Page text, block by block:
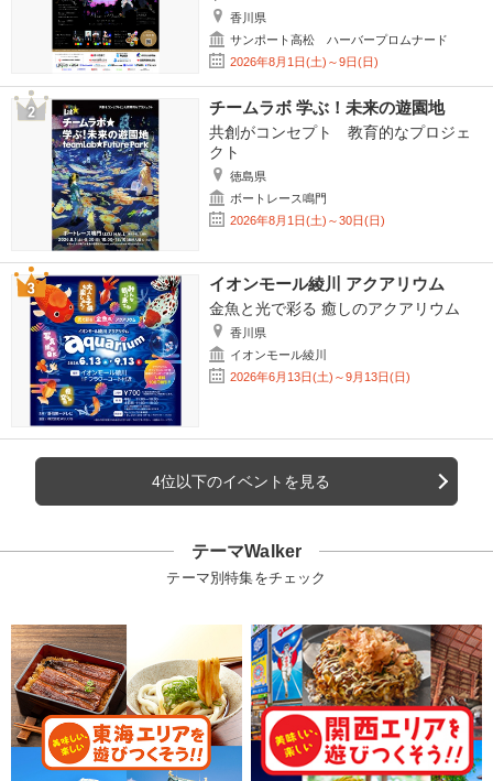
香川県
サンポート高松 ハーバープロムナード
2026年8月1日(土)～9日(日)
チームラボ 学ぶ！未来の遊園地
共創がコンセプト 教育的なプロジェ
クト
徳島県
ボートレース鳴門
2026年8月1日(土)～30日(日)
イオンモール綾川 アクアリウム
金魚と光で彩る 癒しのアクアリウム
香川県
イオンモール綾川
2026年6月13日(土)～9月13日(日)
4位以下のイベントを見る
テーマWalker
テーマ別特集をチェック